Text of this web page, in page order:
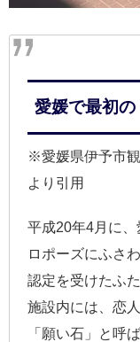
愛媛で最初の
※愛媛県伊予市
より引用
平成20年4月に
ロポーズにふさ
認定を受けたふ
施設内には、恋
「願い石」と呼